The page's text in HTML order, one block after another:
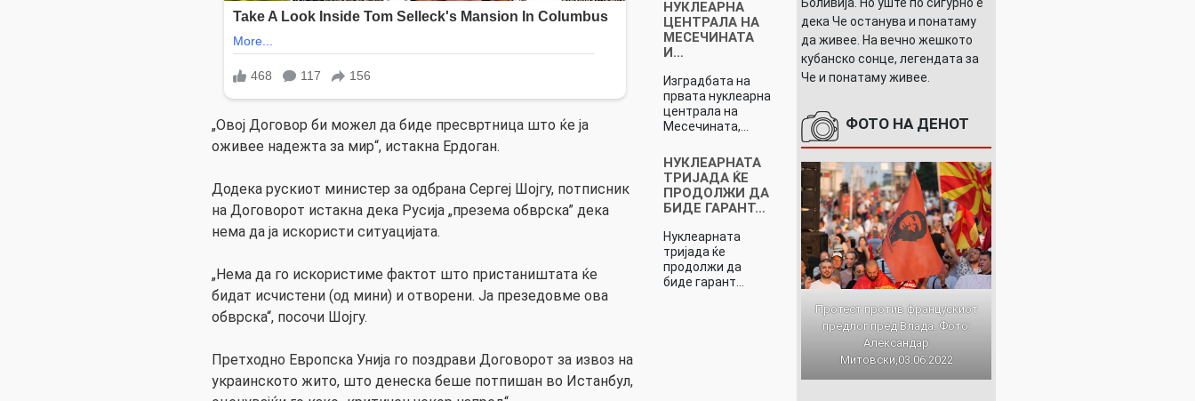
„Овој Договор би можел да биде пресвртница што ќе ја
оживее надежта за мир“, истакна Ердоган.
Додека рускиот министер за одбрана Сергеј Шојгу, потписник
на Договорот истакна дека Русија „презема обврска” дека
нема да ја искористи ситуацијата.
„Нема да го искористиме фактот што пристаништата ќе
бидат исчистени (од мини) и отворени. Ја презедовме ова
обврска“, посочи Шојгу.
Претходно Европска Унија го поздрави Договорот за извоз на
украинското жито, што денеска беше потпишан во Истанбул,
НУКЛЕАРНА
ЦЕНТРАЛА НА
МЕСЕЧИНАТА
И…
Изградбата на
првата нуклеарна
централа на
Месечината,…
НУКЛЕАРНАТА
ТРИЈАДА ЌЕ
ПРОДОЛЖИ ДА
БИДЕ ГАРАНТ…
Нуклеарната
тријада ќе
продолжи да
биде гарант…
дека Че останува и понатаму
да живее. На вечно жешкото
кубанско сонце, легендата за
Че и понатаму живее.
ФОТО НА ДЕНОТ
Протест против францускиот
предлог пред Влада. Фото:
Александар
Митовски,03.06.2022